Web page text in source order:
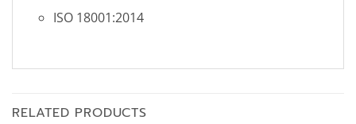
ISO 18001:2014
RELATED PRODUCTS